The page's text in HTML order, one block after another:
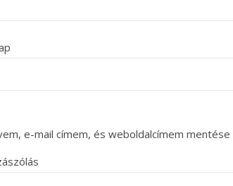
e-mail címem, és weboldalcímem